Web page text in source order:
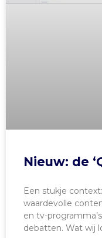
Nieuw: de
Een stukje
waardevolle
en tv-
debatten. Wat wij